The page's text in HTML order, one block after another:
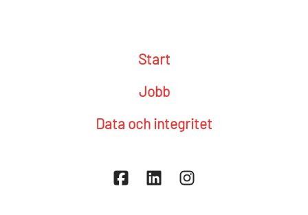
Start
Jobb
Data och integritet